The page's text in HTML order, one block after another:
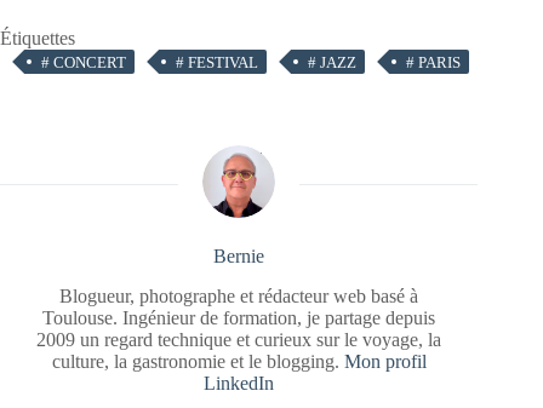
Étiquettes
# CONCERT # FESTIVAL # JAZZ # PARIS
Bernie
Blogueur, photographe et rédacteur web basé à
Toulouse. Ingénieur de formation, je partage depuis
2009 un regard technique et curieux sur le voyage, la
culture, la gastronomie et le blogging. Mon profil
LinkedIn